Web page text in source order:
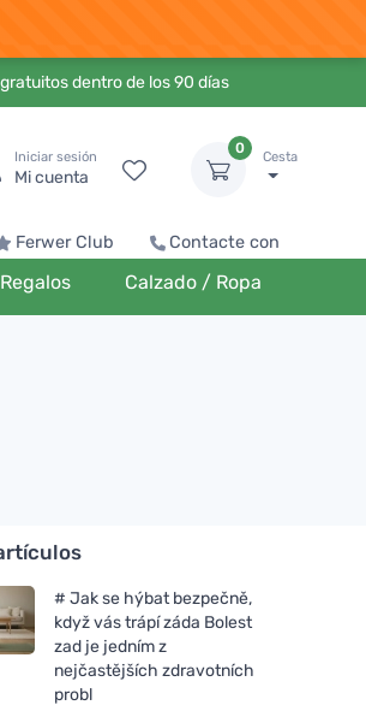
dentro de los 90 días
Iniciar sesión
Mi cuenta
0
Cesta
Ferwer Club Contacte con
Regalos Calzado / Ropa
# Jak se hýbat bezpečně,
když vás trápí záda Bolest
zad je jedním z
nejčastějších zdravotních
probl